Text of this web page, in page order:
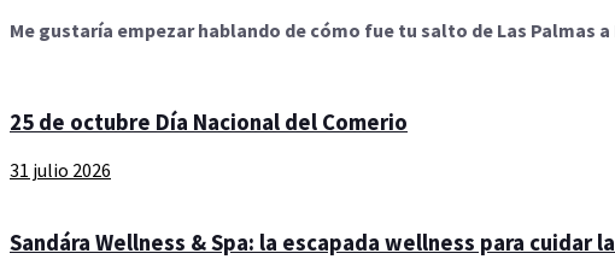
Me gustaría empezar hablando de cómo fue tu salto de Las Palmas
25 de octubre Día Nacional del Comerio
31 julio 2026
Sandára Wellness & Spa: la escapada wellness para cuidar